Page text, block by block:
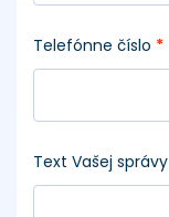
Telefónne číslo *
Text Vašej správy